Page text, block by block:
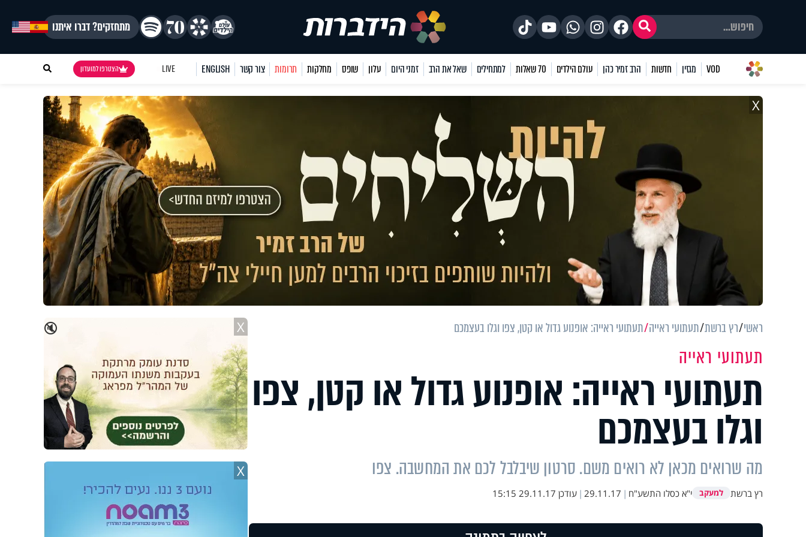
מתחזקים? דברו איתנו
VOD מגזין חדשות הרב זמיר כהן עולם הילדים 70 שאלות למתחילים שאל את הרב זמני היום עלון שופס מחלקות תרומות צור קשר ENGLISH
LIVE הצטרפו למועדון
X
ראשי רץ ברשת תעתועי ראייה תעתועי ראייה: אופנוע גדול או קטן, צפו וגלו בעצמכם
תעתועי ראייה
תעתועי ראייה: אופנוע גדול או קטן, צפו
וגלו בעצמכם
מה שרואים מכאן לא רואים משם. סרטון שיבלבל לכם את המחשבה. צפו
רץ ברשת למעקב י"א כסלו התשע"ח |
29.11.17
| עודכן 29.11.17 15:15
🔇 X
X